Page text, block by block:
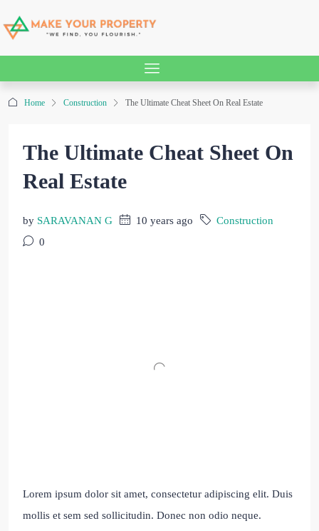
Home Construction The Ultimate Cheat Sheet On Real Estate
The Ultimate Cheat Sheet On
Real Estate
by SARAVANAN G 10 years ago
Construction
0
Lorem ipsum dolor sit amet, consectetur adipiscing elit. Duis
mollis et sem sed sollicitudin. Donec non odio neque.